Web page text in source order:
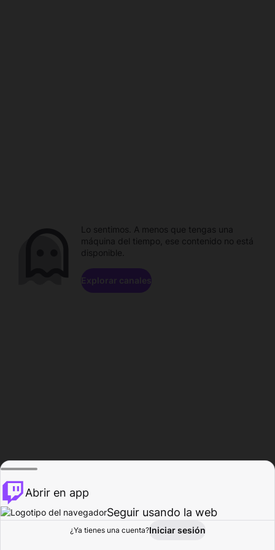
Explorar Actividad
Lo sentimos. A menos que tengas una
máquina del tiempo, ese contenido no está
disponible.
Explorar canales
Abrir en app
Seguir usando la web
¿Ya tienes una cuenta?Iniciar sesión